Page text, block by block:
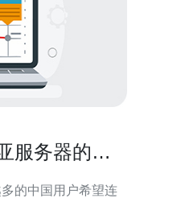
服务器的速
的中国用户希望连